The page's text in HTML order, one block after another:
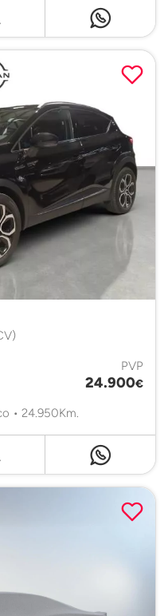
PVP
24.900€
• 24.950Km.